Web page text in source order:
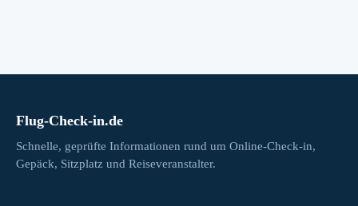
Flug-Check-in.de
Schnelle, geprüfte Informationen rund um Online-Check-in,
Gepäck, Sitzplatz und Reiseveranstalter.